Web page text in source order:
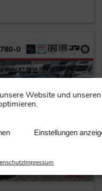
Website und unseren
Einstellungen
Impressum